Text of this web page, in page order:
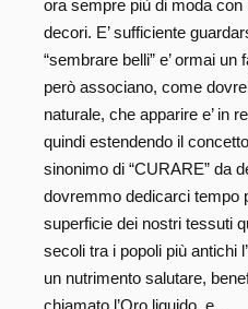
ora sempre più di moda
decori. E’ sufficiente
“sembrare belli” e’ ormai
però associano, come
naturale, che apparire e’ in
quindi estendendo il
sinonimo di “CURARE” da
dovremmo dedicarci tempo
superficie dei nostri tessuti
secoli tra i popoli più antichi
un nutrimento salutare,
chiamato l’Oro liquido, e…